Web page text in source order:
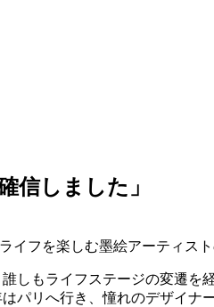
信しました」
フを楽しむ墨絵アーティスト
しもライフステージの変遷
パリへ行き、憧れのデザイ